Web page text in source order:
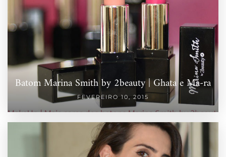
Batom Marina Smith by 2beauty | Ghata e Ma-ra
FEVEREIRO 10, 2015